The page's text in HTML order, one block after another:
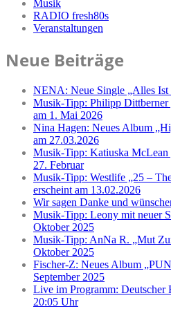
Musik
RADIO fresh80s
Veranstaltungen
Neue Beiträge
NENA: Neue Single „Alles Ist
Musik-Tipp: Philipp Dittberner
am 1. Mai 2026
Nina Hagen: Neues Album
am 27.03.2026
Musik-Tipp: Katiuska McLean
27. Februar
Musik-Tipp: Westlife „25 –
erscheint am 13.02.2026
Wir sagen Danke und
Musik-Tipp: Leony mit neuer
Oktober 2025
Musik-Tipp: AnNa R. „Mut
Oktober 2025
Fischer-Z: Neues Album
September 2025
Live im Programm: Deutscher
20:05 Uhr